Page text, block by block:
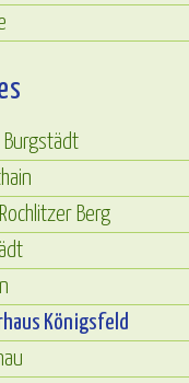
Burgstädt
Berg
Königsfeld